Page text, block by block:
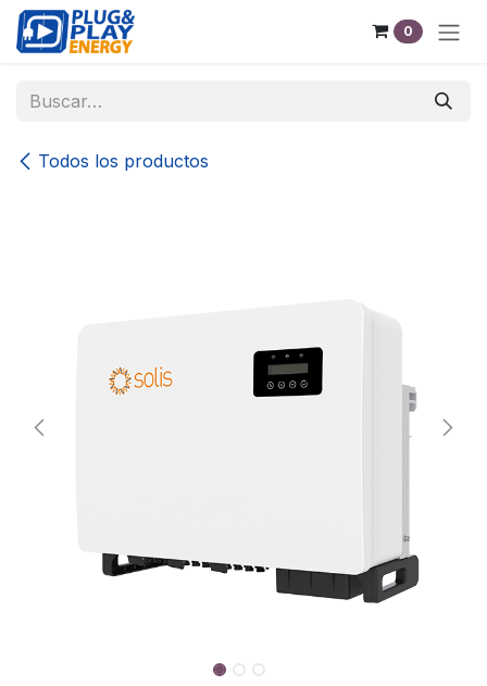
Ir al contenido
0
Todos los productos